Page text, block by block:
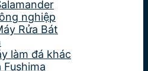
nghiệp
Rửa Bát
làm đá khác
Fushima